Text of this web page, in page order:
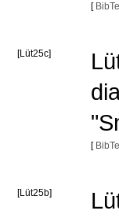
[
[Lüt25c]
[
[Lüt25b]